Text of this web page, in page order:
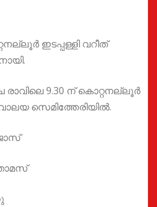
ഇടപ്പള്ളി വറീത്
9.30 ന് കൊറ്റനല്ലൂർ
സെമിത്തേരിയിൽ.